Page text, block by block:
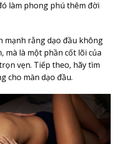
làm phong phú thêm đời
mạnh rằng dạo đầu không
mà là một phần cốt lõi của
vẹn. Tiếp theo, hãy tìm
cho màn dạo đầu.